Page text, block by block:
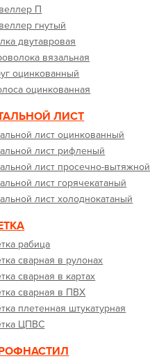
П
гнутый
двутавровая
вязальная
оцинкованный
оцинкованная
ЛИСТ
лист оцинкованный
лист рифленый
лист просечно-вытяжной
лист горячекатаный
лист холоднокатаный
рабица
сварная в рулонах
сварная в картах
сварная в ПВХ
плетенная штукатурная
ЦПВС